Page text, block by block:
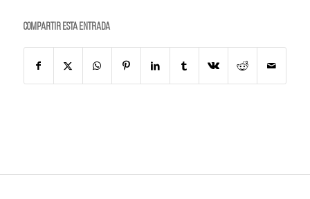
Compartir esta entrada